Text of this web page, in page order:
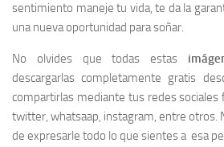
sentimiento maneje tu vida, te da la
una nueva oportunidad para soñar.
No olvides que todas estas
descargarlas completamente gratis
compartirlas mediante tus redes sociales
twitter, whatsaap, instagram, entre otros.
de expresarle todo lo que sientes a esa